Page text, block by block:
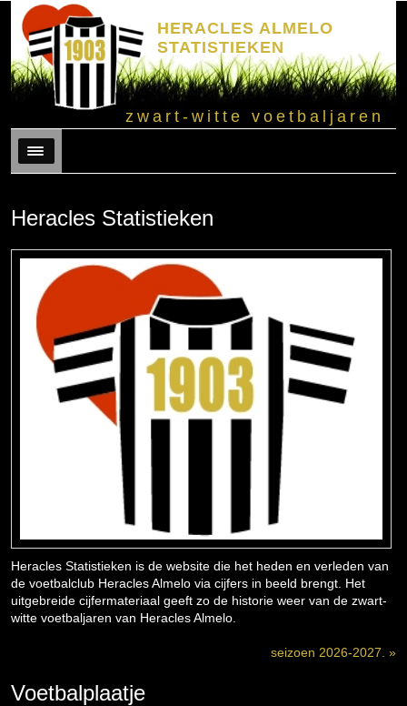
HERACLES ALMELO
STATISTIEKEN
zwart-witte voetbaljaren
Menu
Heracles Statistieken
Heracles Statistieken is de website die het heden en verleden van
de voetbalclub Heracles Almelo via cijfers in beeld brengt. Het
uitgebreide cijfermateriaal geeft zo de historie weer van de zwart-
witte voetbaljaren van Heracles Almelo.
seizoen 2026-2027. »
Voetbalplaatje